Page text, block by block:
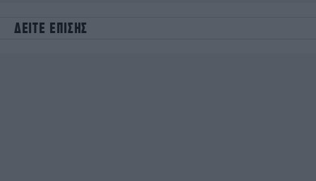
ΔΕΙΤΕ ΕΠΙΣΗΣ